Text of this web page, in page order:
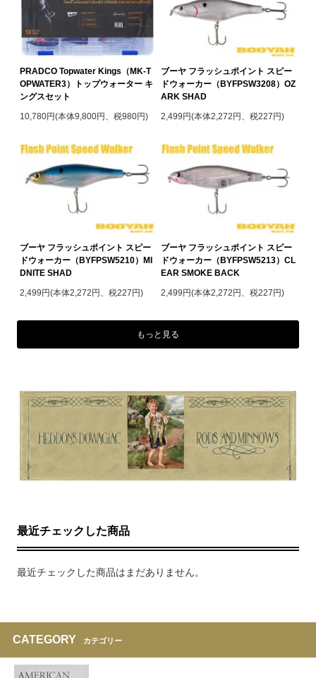
PRADCO Topwater Kings（MK-T
OPWATER3）トップウォーター キ
ングスセット
10,780円(本体9,800円、税980円)
ブーヤ フラッシュポイント スピー
ドウォーカー（BYFPSW3208）OZ
ARK SHAD
2,499円(本体2,272円、税227円)
ブーヤ フラッシュポイント スピー
ドウォーカー（BYFPSW5210）MI
DNITE SHAD
2,499円(本体2,272円、税227円)
ブーヤ フラッシュポイント スピー
ドウォーカー（BYFPSW5213）CL
EAR SMOKE BACK
2,499円(本体2,272円、税227円)
もっと見る
最近チェックした商品
最近チェックした商品はまだありません。
CATEGORY カテゴリー